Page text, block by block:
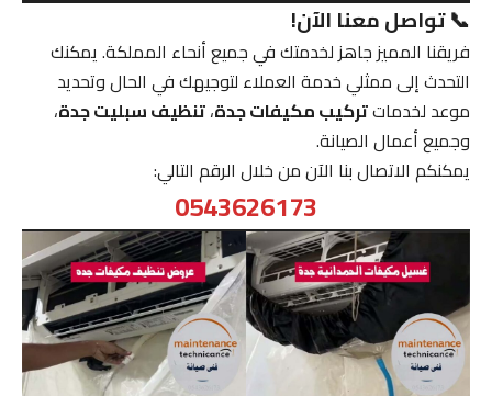
📞 تواصل معنا الآن!
فريقنا المميز جاهز لخدمتك في جميع أنحاء المملكة. يمكنك
التحدث إلى ممثلي خدمة العملاء لتوجيهك في الحال وتحديد
موعد لخدماتتركيب مكيفات جدة،تنظيف سبليت جدة،
وجميع أعمال الصيانة.
يمكنكم الاتصال بنا الآن من خلال الرقم التالي:
0543626173